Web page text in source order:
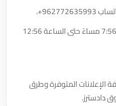
+962772635993
.
أوقات العمل: الأحد من الساعة 7:56 مساءً حتى الساعة 12:56
المتوفرة وطرق
دادسترز.